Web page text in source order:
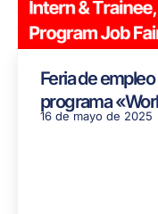
Feria de
programa
16 de mayo de 2025